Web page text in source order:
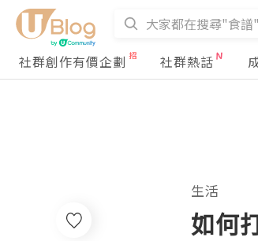
社群創作有價企劃 社群熱話
生活
如何